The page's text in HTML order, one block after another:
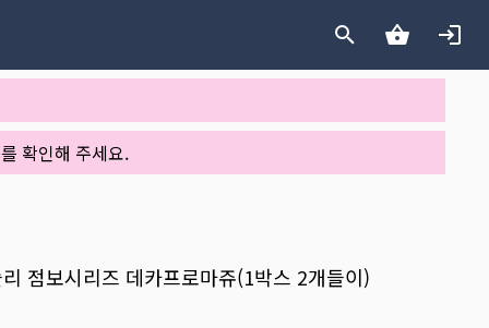
확인해 주세요.
점보시리즈 데카프로마쥬(1박스 2개들이)